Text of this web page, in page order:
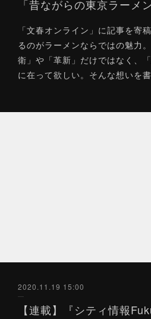
「文春オンライン」に記事を寄
るのがラーメンならではの魅力
衛」や「革新」だけではなく、
に在って欲しい。そんな想いを
2020.11.19 15:00